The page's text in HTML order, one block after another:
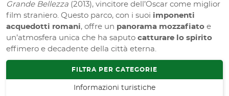
Grande Bellezza (2013), vincitore dell’Oscar come miglior
film straniero. Questo parco, con i suoi imponenti
acquedotti romani, offre un panorama mozzafiato e
un’atmosfera unica che ha saputo catturare lo spirito
effimero e decadente della città eterna.
FILTRA PER CATEGORIE
Informazioni turistiche